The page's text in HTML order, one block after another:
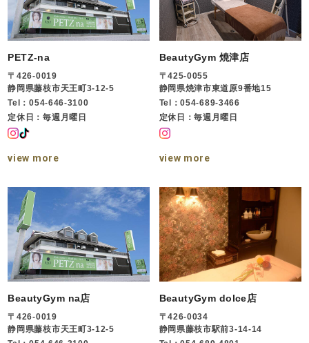
PETZ-na
〒426-0019
静岡県藤枝市天王町3-12-5
Tel：054-646-3100
定休日：毎週月曜日
view more
BeautyGym 焼津店
〒425-0055
静岡県焼津市東道原9番地15
Tel：054-689-3466
定休日：毎週月曜日
view more
BeautyGym na店
〒426-0019
静岡県藤枝市天王町3-12-5
BeautyGym dolce店
〒426-0034
静岡県藤枝市駅前3-14-14